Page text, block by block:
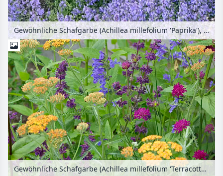
Gewöhnliche Schafgarbe (Achillea millefolium 'Paprika'), Koreanische Minze (Agastache rugosa 'Blue Fortune') und Katzenminze (Nepeta x fasssenii 'Kit Cat')
Gewöhnliche Schafgarbe (Achillea millefolium 'Terracotta'), Sibirische Katzenminze (Nepeta sibirica), Quirlblütiger Salbei (Salvia verticillata 'Purple Rain') und Mazedonische Witwenblume (Knautia macedonica)